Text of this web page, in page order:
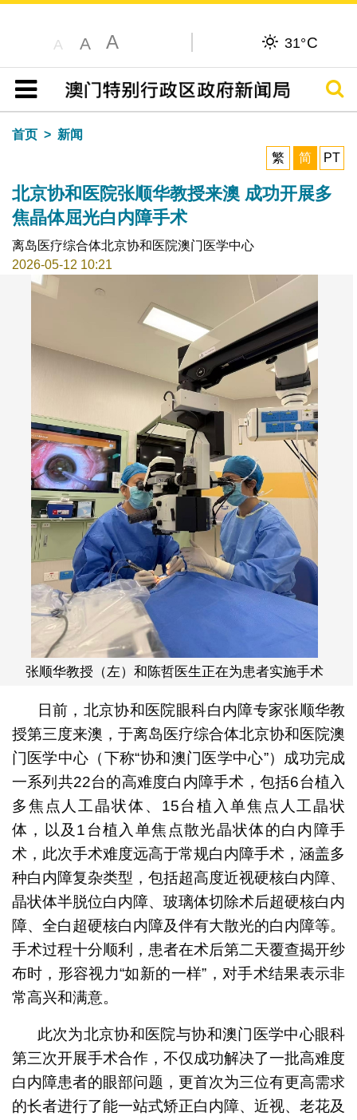
A A A 31°C
目录
搜寻
首页
新闻
繁
简 PT
北京协和医院张顺华教授来澳 成功开展多
焦晶体屈光白内障手术
离岛医疗综合体北京协和医院澳门医学中心
2026-05-12 10:21
张顺华教授（左）和陈哲医生正在为患者实施手术
日前，北京协和医院眼科白内障专家张顺华教
授第三度来澳，于离岛医疗综合体北京协和医院澳
门医学中心（下称“协和澳门医学中心”）成功完成
一系列共22台的高难度白内障手术，包括6台植入
多焦点人工晶状体、15台植入单焦点人工晶状
体，以及1台植入单焦点散光晶状体的白内障手
术，此次手术难度远高于常规白内障手术，涵盖多
种白内障复杂类型，包括超高度近视硬核白内障、
晶状体半脱位白内障、玻璃体切除术后超硬核白内
障、全白超硬核白内障及伴有大散光的白内障等。
手术过程十分顺利，患者在术后第二天覆查揭开纱
布时，形容视力“如新的一样”，对手术结果表示非
常高兴和满意。
此次为北京协和医院与协和澳门医学中心眼科
第三次开展手术合作，不仅成功解决了一批高难度
白内障患者的眼部问题，更首次为三位有更高需求
的长者进行了能一站式矫正白内障、近视、老花及